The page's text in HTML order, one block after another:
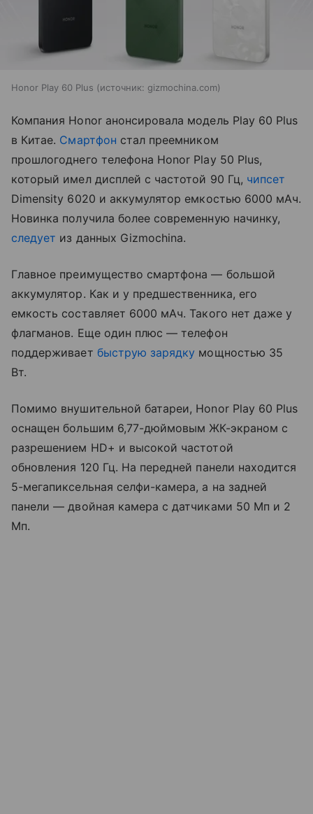
Honor Play 60 Plus источник: gizmochina.com
Компания Honor анонсировала модель Play 60 Plus
в Китае. Смартфон стал преемником
прошлогоднего телефона Honor Play 50 Plus,
который имел дисплей с частотой 90 Гц, чипсет
Dimensity 6020 и аккумулятор емкостью 6000 мАч.
Новинка получила более современную начинку,
следует из данных Gizmochina.
Главное преимущество смартфона — большой
аккумулятор. Как и у предшественника, его
емкость составляет 6000 мАч. Такого нет даже у
флагманов. Еще один плюс — телефон
поддерживает быструю зарядку мощностью 35
Вт.
Помимо внушительной батареи, Honor Play 60 Plus
оснащен большим 6,77-дюймовым ЖК-экраном с
разрешением HD+ и высокой частотой
обновления 120 Гц. На передней панели находится
5-мегапиксельная селфи-камера, а на задней
панели — двойная камера с датчиками 50 Мп и 2
Мп.